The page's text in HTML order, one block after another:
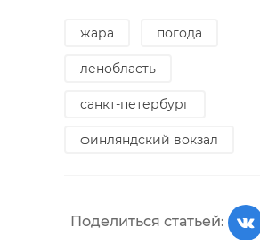
жара погода
ленобласть
санкт-петербург
финляндский вокзал
Поделиться статьей:
"Обтирать
— идея не лучшая.
Здесь нужен
льдом, то стоит
обернуть ее в